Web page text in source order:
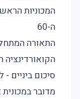
המכוניות
ה-60
התאורה
הקואורדינציה
סיכום ביניים
מדובר